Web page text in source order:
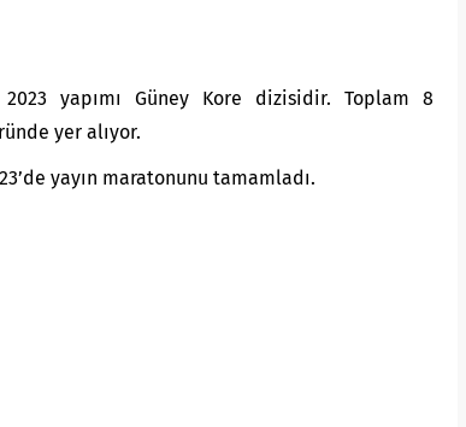
2023 yapımı Güney Kore dizisidir. Toplam 8
yer alıyor.
yayın maratonunu tamamladı.